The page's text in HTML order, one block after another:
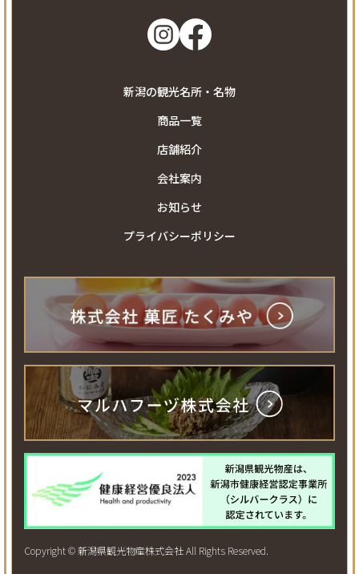
新潟の観光名所・名物
商品一覧
店舗紹介
会社案内
お知らせ
プライバシーポリシー
Copyright © 新潟県観光物産株式会社 All Rights Reserved.